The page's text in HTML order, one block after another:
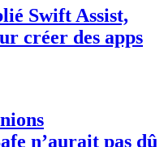
Swift Assist,
créer des apps
n’aurait pas dû